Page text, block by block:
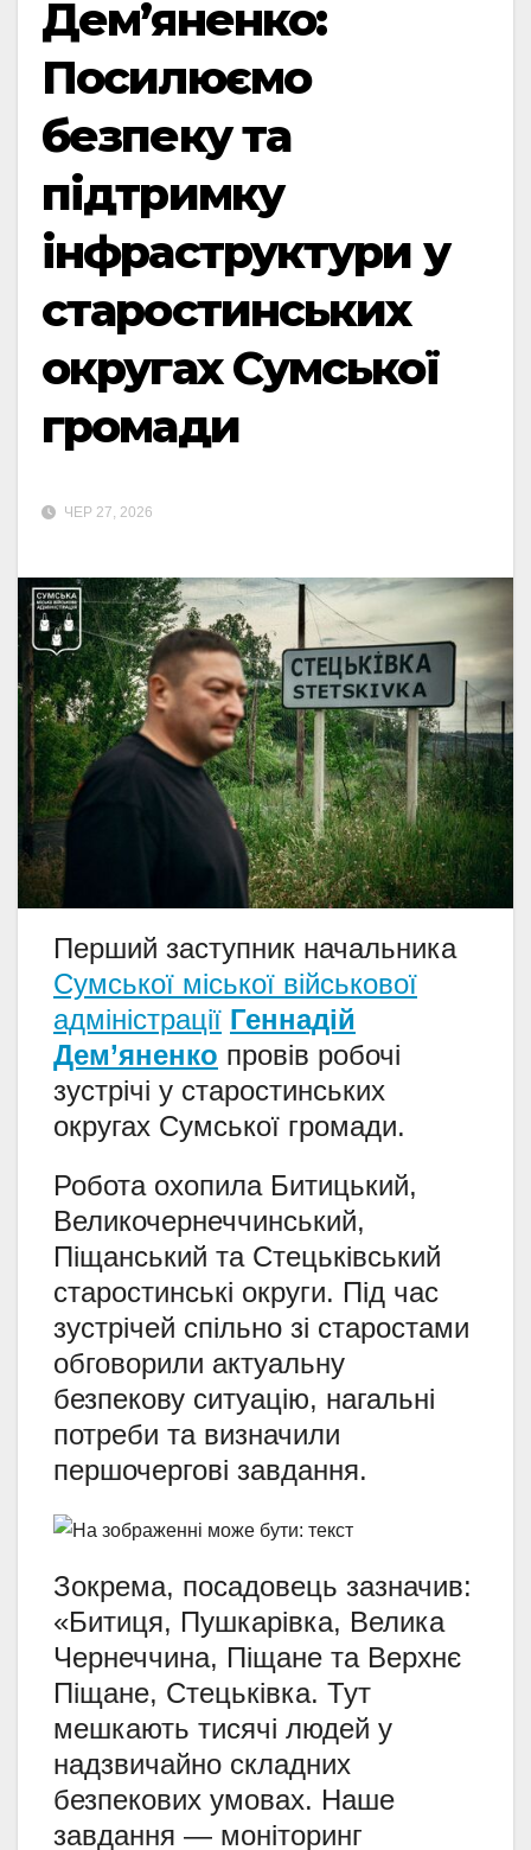
Дем’яненко:
Посилюємо
безпеку та
підтримку
інфраструктури у
старостинських
округах Сумської
громади
ЧЕР 27, 2026
Перший заступник начальника
Сумської міської військової
адміністрації Геннадій
Дем’яненко провів робочі
зустрічі у старостинських
округах Сумської громади.
Робота охопила Битицький,
Великочернеччинський,
Піщанський та Стецьківський
старостинські округи. Під час
зустрічей спільно зі старостами
обговорили актуальну
безпекову ситуацію, нагальні
потреби та визначили
першочергові завдання.
Зокрема, посадовець зазначив:
«Битиця, Пушкарівка, Велика
Чернеччина, Піщане та Верхнє
Піщане, Стецьківка. Тут
мешкають тисячі людей у
надзвичайно складних
безпекових умовах. Наше
завдання — моніторинг